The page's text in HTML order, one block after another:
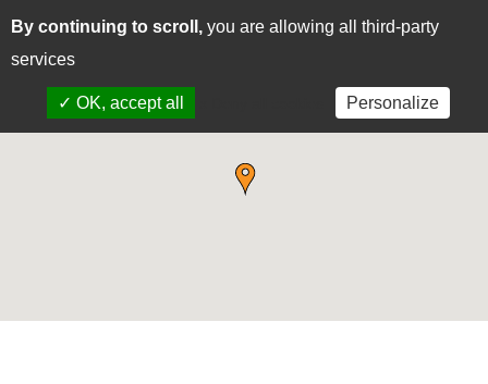
CASEUS
By continuing to scroll, you are allowing all third-party
services
✓ OK, accept all Personalize